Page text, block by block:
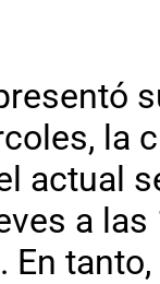
la
actual
a
En